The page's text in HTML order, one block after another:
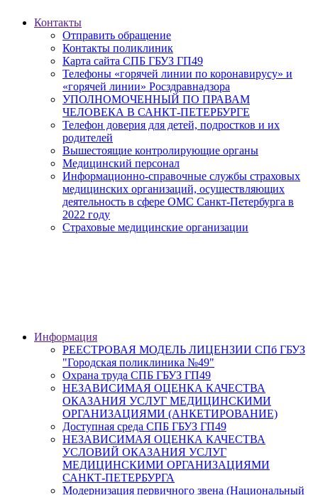
Контакты
Отправить обращение
Контакты поликлиник
Карта сайта СПБ ГБУЗ ГП49
Телефоны «горячей линии по коронавирусу» и
«горячей линии» Росздравнадзора
УПОЛНОМОЧЕННЫЙ ПО ПРАВАМ
ЧЕЛОВЕКА В САНКТ-ПЕТЕРБУРГЕ
Телефон доверия для детей, подростков и их
родителей
Вышестоящие контролирующие органы
Медицинский персонал
Информационно-справочные службы страховых
медицинских организаций, осуществляющих
деятельность в сфере ОМС Санкт-Петербурга в
2022 году
Страховые медицинские организации
Информация
РЕЕСТРОВАЯ МОДЕЛЬ ЛИЦЕНЗИИ СПб ГБУЗ
"Городская поликлиника №49"
Охрана труда СПБ ГБУЗ ГП49
НЕЗАВИСИМАЯ ОЦЕНКА КАЧЕСТВА
ОКАЗАНИЯ УСЛУГ МЕДИЦИНСКИМИ
ОРГАНИЗАЦИЯМИ (АНКЕТИРОВАНИЕ)
Доступная среда СПБ ГБУЗ ГП49
НЕЗАВИСИМАЯ ОЦЕНКА КАЧЕСТВА
УСЛОВИЙ ОКАЗАНИЯ УСЛУГ
МЕДИЦИНСКИМИ ОРГАНИЗАЦИЯМИ
САНКТ-ПЕТЕРБУРГА
Модернизация первичного звена (Национальный